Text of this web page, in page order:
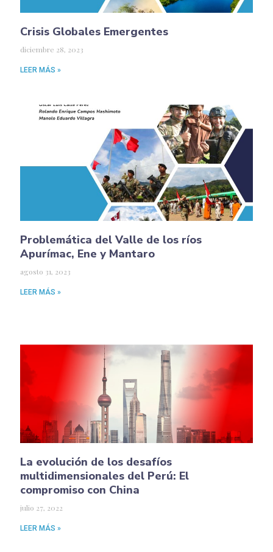
Crisis Globales Emergentes
diciembre 28, 2023
LEER MÁS »
Problemática del Valle de los ríos
Apurímac, Ene y Mantaro
agosto 31, 2023
LEER MÁS »
La evolución de los desafíos
multidimensionales del Perú: El
compromiso con China
julio 27, 2022
LEER MÁS »